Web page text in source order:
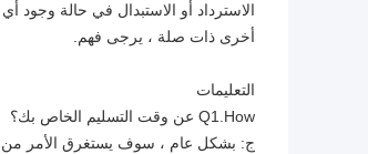
الاسترداد أو الاستبدال في حالة وجود
أخرى ذات صلة ، يرجى فهم.
التعليمات
Q1.How عن وقت التسليم الخاص بك؟